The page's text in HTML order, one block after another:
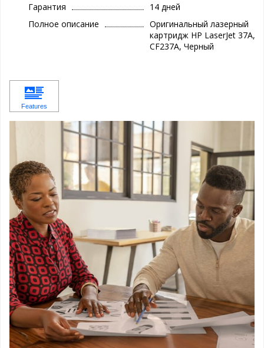
Гарантия
14 дней
Полное описание
Оригинальный лазерный
картридж HP LaserJet 37A,
CF237A, Черный